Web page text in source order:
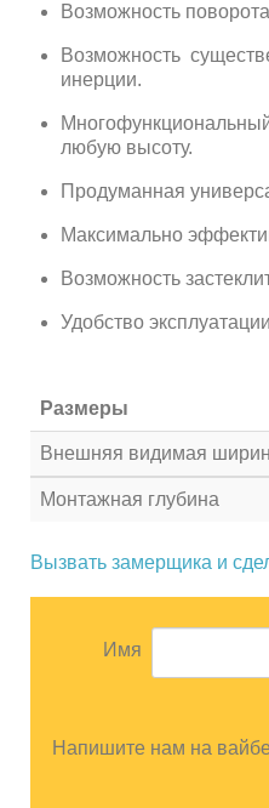
Возможность
Возможность
инерции.
любую высоту.
Продуманная
Максимально
Возможность
Удобство
Размеры
Внешняя видимая
Монтажная глубина
Вызвать замерщика и
Имя
Напишите нам на